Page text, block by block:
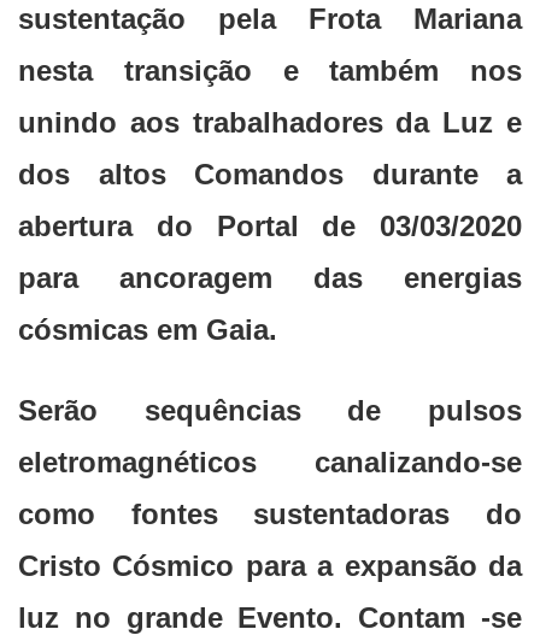
sustentação pela Frota Mariana
nesta transição e também nos
unindo aos trabalhadores da Luz e
dos altos Comandos durante a
abertura do Portal de 03/03/2020
para ancoragem das energias
cósmicas em Gaia.
Serão sequências de pulsos
eletromagnéticos canalizando-se
como fontes sustentadoras do
Cristo Cósmico para a expansão da
luz no grande Evento. Contam -se